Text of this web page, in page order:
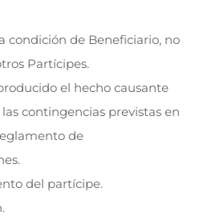
condición de Beneficiario, no
Partícipes.
el hecho causante
contingencias previstas en
de
del partícipe.